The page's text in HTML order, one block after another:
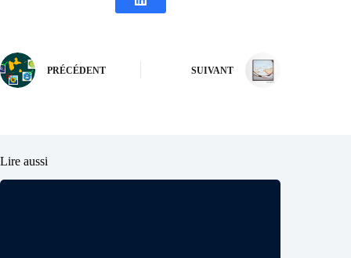
PRÉCÉDENT SUIVANT
Lire aussi